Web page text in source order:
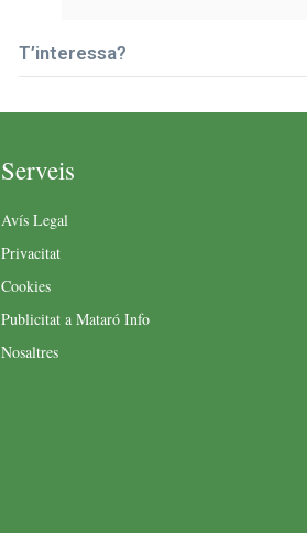
T’interessa?
Serveis
Avís Legal
Privacitat
Cookies
Publicitat a Mataró Info
Nosaltres